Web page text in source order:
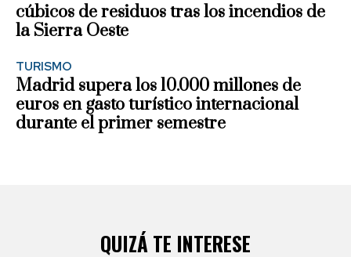
cúbicos de residuos tras los incendios de
la Sierra Oeste
TURISMO
Madrid supera los 10.000 millones de
euros en gasto turístico internacional
durante el primer semestre
QUIZÁ TE INTERESE